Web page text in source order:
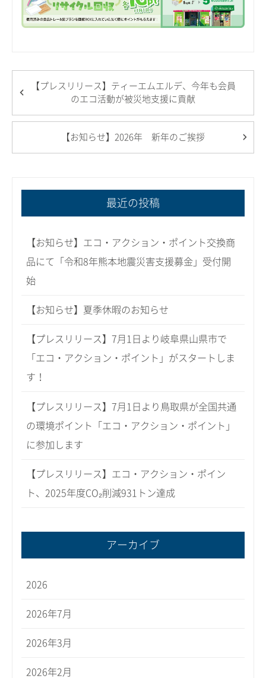
【プレスリリース】ティーエムエルデ、今年も会員
のエコ活動が被災地支援に貢献
【お知らせ】2026年 新年のご挨拶
最近の投稿
【お知らせ】エコ・アクション・ポイント交換商
品にて「令和8年熊本地震災害支援募金」受付開
始
【お知らせ】夏季休暇のお知らせ
【プレスリリース】7月1日より岐阜県山県市で
「エコ・アクション・ポイント」がスタートしま
す！
【プレスリリース】7月1日より鳥取県が全国共通
の環境ポイント「エコ・アクション・ポイント」
に参加します
【プレスリリース】エコ・アクション・ポイン
ト、2025年度CO₂削減931トン達成
アーカイブ
2026
2026年7月
2026年3月
2026年2月